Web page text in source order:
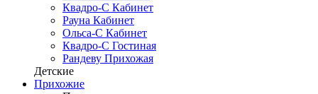
Квадро-С Кабинет
Рауна Кабинет
Ольса-С Кабинет
Квадро-С Гостиная
Рандеву Прихожая
Детские
Прихожие